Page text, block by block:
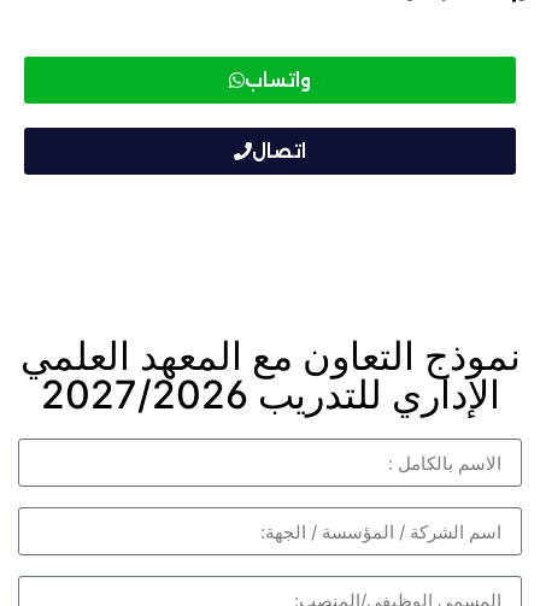
واتساب
اتصال
نموذج التعاون مع المعهد العلمي
الإداري للتدريب 2027/2026